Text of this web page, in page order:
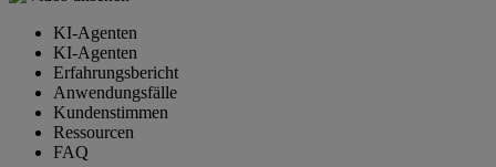
KI-Agenten
KI-Agenten
Erfahrungsbericht
Anwendungsfälle
Kundenstimmen
Ressourcen
FAQ